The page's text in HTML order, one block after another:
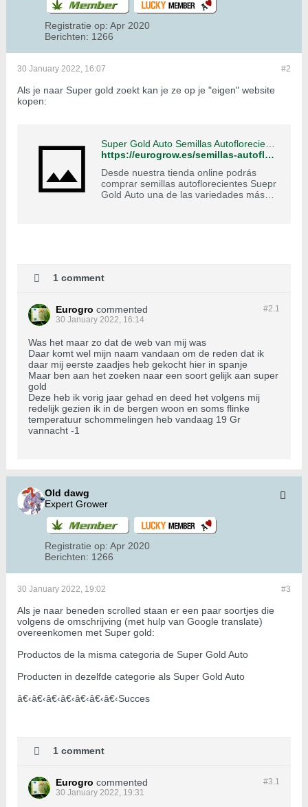
Registratie op: Apr 2020
Berichten: 1266
#2
30 January 2022, 16:07
Als je naar Super gold zoekt kan je ze op je "eigen" website
kopen:
https://eurogrow.es/semillas-autoflorecientes-a-granel/1237-super-gold-auto.html
Desde nuestra tienda online podrás
comprar semillas autoflorecientes Suepr
Gold Auto una de las variedades más
1 comment
#2.1
Eurogro commented
30 January 2022, 16:14
Was het maar zo dat de web van mij was
Daar komt wel mijn naam vandaan om de reden dat ik
daar mij eerste zaadjes heb gekocht hier in spanje
Maar ben aan het zoeken naar een soort gelijk aan super
gold
Deze heb ik vorig jaar gehad en deed het volgens mij
redelijk gezien ik in de bergen woon en soms flinke
temperatuur schommelingen heb vandaag 19 Gr
vannacht -1
Old dawg
Expert Grower
Registratie op: Apr 2020
Berichten: 1266
#3
30 January 2022, 19:02
Als je naar beneden scrolled staan er een paar soortjes die
volgens de omschrijving (met hulp van Google translate)
overeenkomen met Super gold:
Productos de la misma categoria de Super Gold Auto
Producten in dezelfde categorie als Super Gold Auto
â€‹â€‹â€‹â€‹â€‹â€‹â€‹Succes
1 comment
#3.1
Eurogro commented
30 January 2022, 19:31